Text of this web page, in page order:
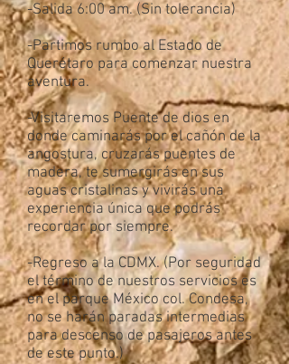
-Salida 6:00 am. (Sin tolerancia)
-Partimos rumbo al Estado de
Querétaro para comenzar nuestra
aventura.
-Visitaremos Puente de dios en
donde caminarás por el cañón de la
angostura, cruzarás puentes de
madera, te sumergirás en sus
aguas cristalinas y vivirás una
experiencia única que podrás
recordar por siempre.
-Regreso a la CDMX. (Por seguridad
el término de nuestros servicios es
en el parque México col. Condesa,
no se harán paradas intermedias
para descenso de pasajeros antes
de este punto.)